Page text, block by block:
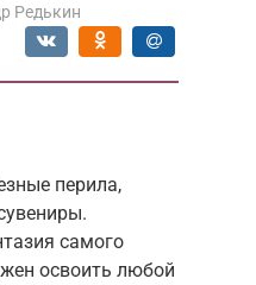
Редькин
перила,
самого
освоить любой